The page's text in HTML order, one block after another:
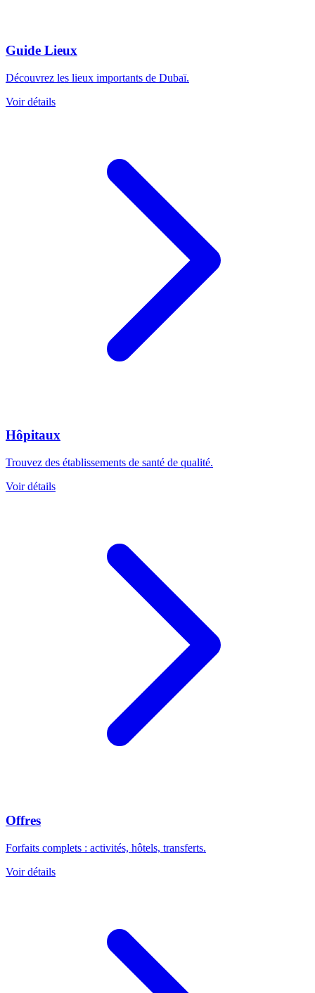
Guide Lieux
Découvrez les lieux importants de Dubaï.
Voir détails
Hôpitaux
Trouvez des établissements de santé de qualité.
Voir détails
Offres
Forfaits complets : activités, hôtels, transferts.
Voir détails